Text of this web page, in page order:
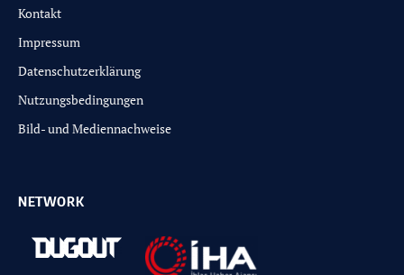
Kontakt
Impressum
Datenschutzerklärung
Nutzungsbedingungen
Bild- und Mediennachweise
NETWORK